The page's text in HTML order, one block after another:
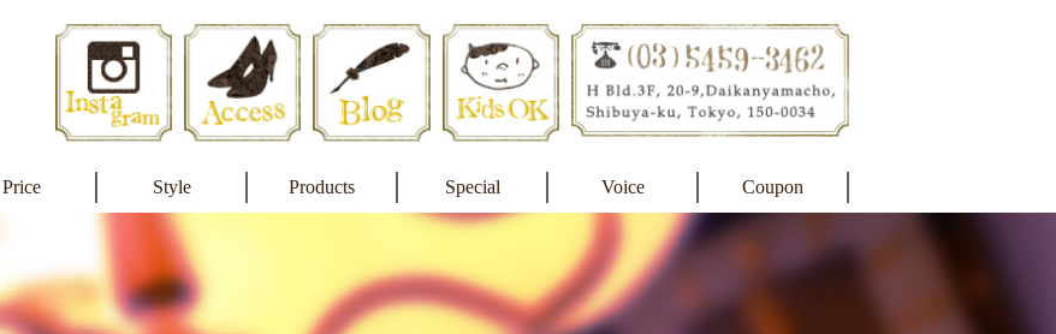
Price Style Products Special Voice Coupon